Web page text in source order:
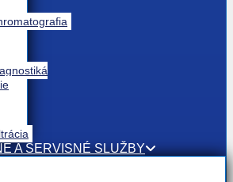
A SERVISNÉ SLUŽBY